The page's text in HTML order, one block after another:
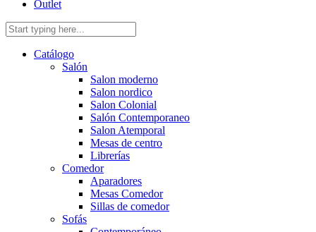
Outlet
Catálogo
Salón
Salon moderno
Salon nordico
Salon Colonial
Salón Contemporaneo
Salon Atemporal
Mesas de centro
Librerías
Comedor
Aparadores
Mesas Comedor
Sillas de comedor
Sofás